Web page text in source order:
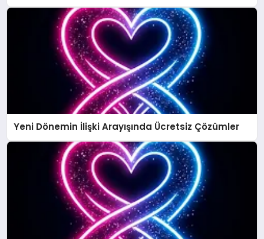
Yeni Dönemin İlişki Arayışında Ücretsiz Çözümler